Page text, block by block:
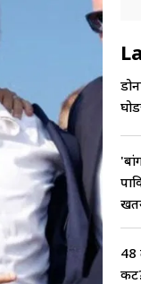
48
कट?